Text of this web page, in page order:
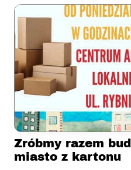
Zróbmy razem
miasto z kartonu